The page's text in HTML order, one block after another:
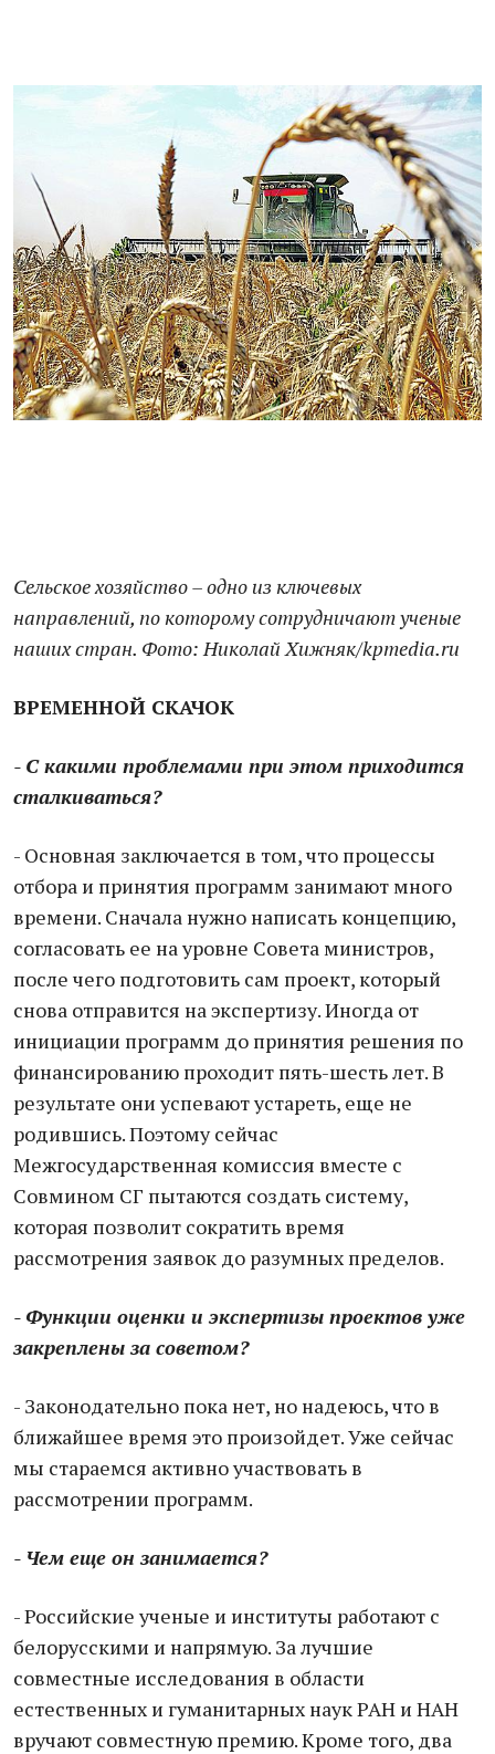
Сельское хозяйство – одно из ключевых
направлений, по которому сотрудничают ученые
наших стран. Фото: Николай Хижняк/kpmedia.ru
ВРЕМЕННОЙ СКАЧОК
- С какими проблемами при этом приходится
сталкиваться?
- Основная заключается в том, что процессы
отбора и принятия программ занимают много
времени. Сначала нужно написать концепцию,
согласовать ее на уровне Совета министров,
после чего подготовить сам проект, который
снова отправится на экспертизу. Иногда от
инициации программ до принятия решения по
финансированию проходит пять-шесть лет. В
результате они успевают устареть, еще не
родившись. Поэтому сейчас
Межгосударственная комиссия вместе с
Совмином СГ пытаются создать систему,
которая позволит сократить время
рассмотрения заявок до разумных пределов.
- Функции оценки и экспертизы проектов уже
закреплены за советом?
- Законодательно пока нет, но надеюсь, что в
ближайшее время это произойдет. Уже сейчас
мы стараемся активно участвовать в
рассмотрении программ.
- Чем еще он занимается?
- Российские ученые и институты работают с
белорусскими и напрямую. За лучшие
совместные исследования в области
естественных и гуманитарных наук РАН и НАН
вручают совместную премию. Кроме того, два